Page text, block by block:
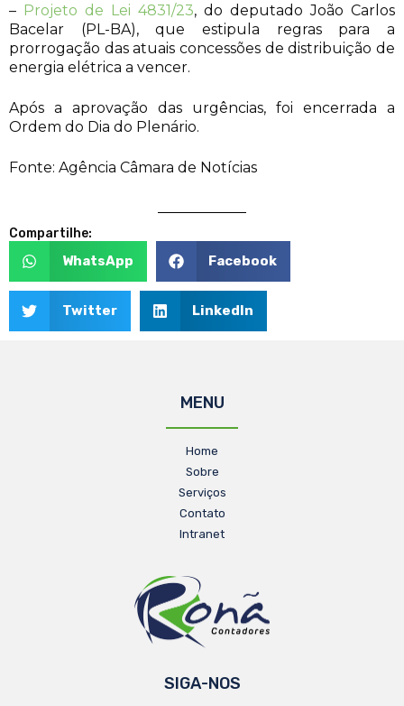
– Projeto de Lei 4831/23, do deputado João Carlos
Bacelar (PL-BA), que estipula regras para a
prorrogação das atuais concessões de distribuição de
energia elétrica a vencer.
Após a aprovação das urgências, foi encerrada a
Ordem do Dia do Plenário.
Fonte: Agência Câmara de Notícias
Compartilhe:
WhatsApp Facebook
Twitter LinkedIn
MENU
Home
Sobre
Serviços
Contato
Intranet
SIGA-NOS